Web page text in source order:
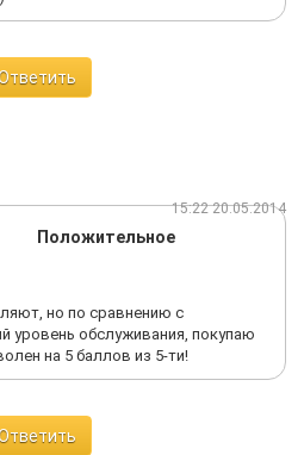
15:22 20.05.2014
Положительное
но по сравнению с
уровень обслуживания, покупаю
на 5 баллов из 5-ти!